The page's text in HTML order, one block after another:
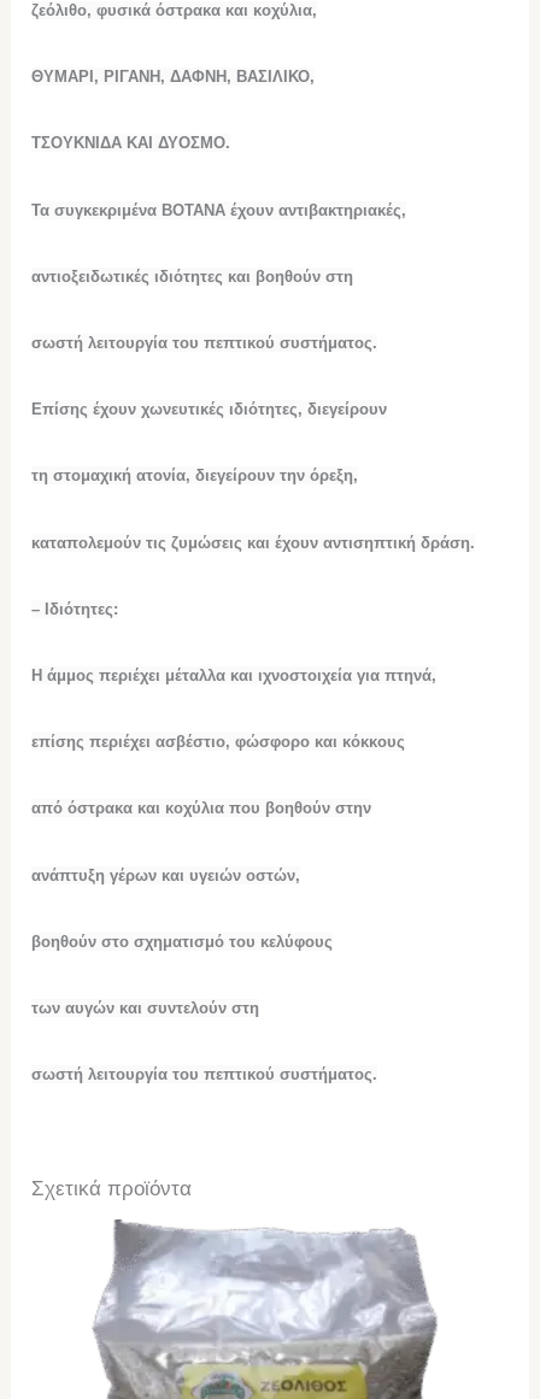
ζεόλιθο, φυσικά όστρακα και κοχύλια,
ΘΥΜΑΡΙ, ΡΙΓΑΝΗ, ΔΑΦΝΗ, ΒΑΣΙΛΙΚΟ,
ΤΣΟΥΚΝΙΔΑ ΚΑΙ ΔΥΟΣΜΟ.
Τα συγκεκριμένα ΒΟΤΑΝΑ έχουν αντιβακτηριακές,
αντιοξειδωτικές ιδιότητες και βοηθούν στη
σωστή λειτουργία του πεπτικού συστήματος.
Επίσης έχουν χωνευτικές ιδιότητες, διεγείρουν
τη στομαχική ατονία, διεγείρουν την όρεξη,
καταπολεμούν τις ζυμώσεις και έχουν αντισηπτική δράση.
– Ιδιότητες:
Η άμμος περιέχει μέταλλα και ιχνοστοιχεία για πτηνά,
επίσης περιέχει ασβέστιο, φώσφορο και κόκκους
από όστρακα και κοχύλια που βοηθούν στην
ανάπτυξη γέρων και υγειών οστών,
βοηθούν στο σχηματισμό του κελύφους
των αυγών και συντελούν στη
σωστή λειτουργία του πεπτικού συστήματος.
Σχετικά προϊόντα